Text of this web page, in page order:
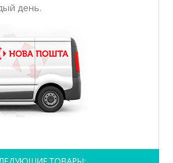
день.